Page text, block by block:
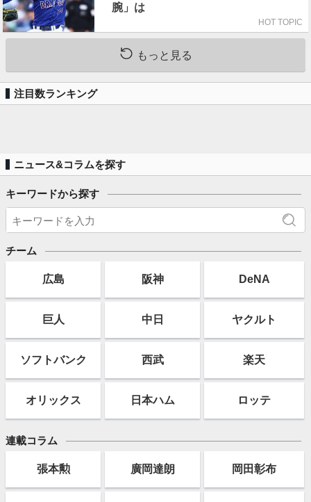
腕」は
HOT TOPIC
もっと見る
注目数ランキング
ニュース&コラムを探す
キーワードから探す
チーム
広島 阪神 DeNA
巨人 中日 ヤクルト
ソフトバンク 西武 楽天
オリックス 日本ハム ロッテ
連載コラム
張本勲 廣岡達朗 岡田彰布